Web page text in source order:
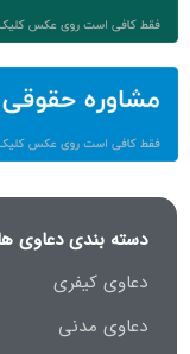
دسته بندی دعاوی
دعاوی کیفری
دعاوی مدنی